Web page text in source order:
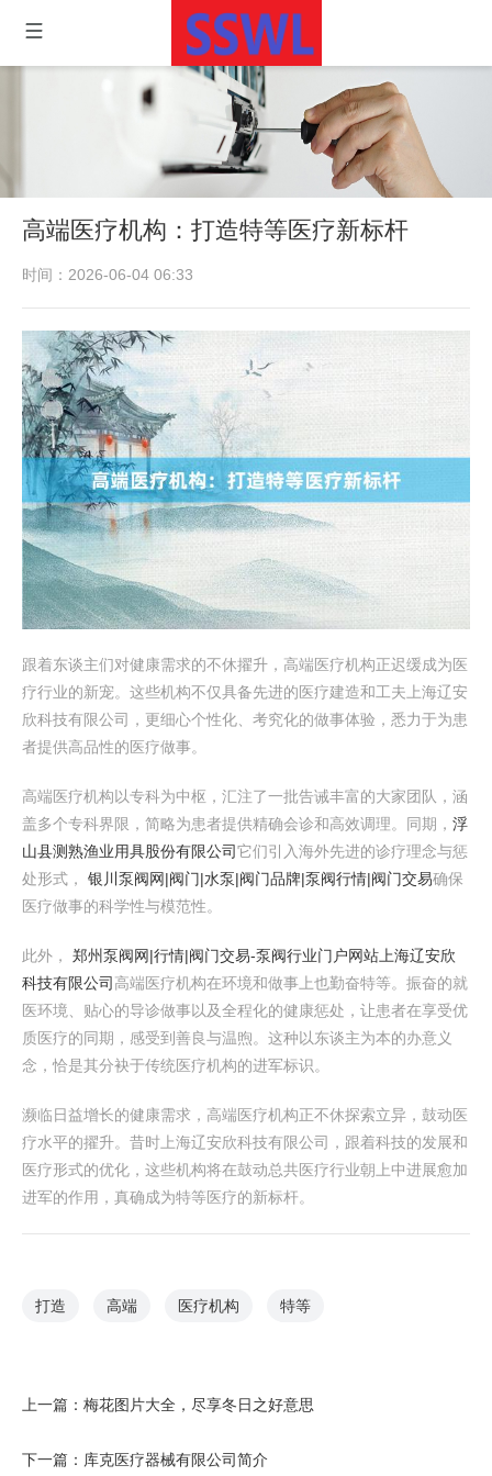
高端医疗机构：打造特等医疗新标杆
时间：2026-06-04 06:33
跟着东谈主们对健康需求的不休擢升，高端医疗机构正迟缓成为医
疗行业的新宠。这些机构不仅具备先进的医疗建造和工夫上海辽安
欣科技有限公司，更细心个性化、考究化的做事体验，悉力于为患
者提供高品性的医疗做事。
高端医疗机构以专科为中枢，汇注了一批告诫丰富的大家团队，涵
盖多个专科界限，简略为患者提供精确会诊和高效调理。同期， 浮
山县测熟渔业用具股份有限公司它们引入海外先进的诊疗理念与惩
处形式， 银川泵阀网|阀门|水泵|阀门品牌|泵阀行情|阀门交易确保
医疗做事的科学性与模范性。
此外， 郑州泵阀网|行情|阀门交易-泵阀行业门户网站 上海辽安欣
科技有限公司 高端医疗机构在环境和做事上也勤奋特等。振奋的就
医环境、贴心的导诊做事以及全程化的健康惩处，让患者在享受优
质医疗的同期，感受到善良与温煦。这种以东谈主为本的办意义
念，恰是其分袂于传统医疗机构的进军标识。
濒临日益增长的健康需求，高端医疗机构正不休探索立异，鼓动医
疗水平的擢升。昔时上海辽安欣科技有限公司，跟着科技的发展和
医疗形式的优化，这些机构将在鼓动总共医疗行业朝上中进展愈加
进军的作用，真确成为特等医疗的新标杆。
打造 高端 医疗机构 特等
上一篇： 梅花图片大全，尽享冬日之好意思
下一篇： 库克医疗器械有限公司简介